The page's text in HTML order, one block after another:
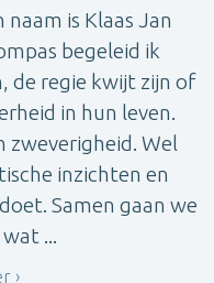
is Klaas Jan
begeleid ik
de regie kwijt zijn of
in hun leven.
zweverigheid. Wel
inzichten en
Samen gaan we
...